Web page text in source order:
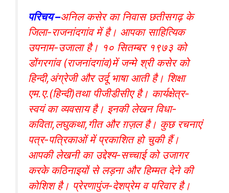
परिचय –अनिल कसेर का निवास छतीसगढ़ के
जिला-राजनांदगांव में है। आपका साहित्यिक
उपनाम-उजाला है। १० सितम्बर १९७३ को
डोंगरगांव (राजनांदगांव)में जन्मे श्री कसेर को
हिन्दी,अंग्रेजी और उर्दू भाषा आती है। शिक्षा
एम.ए.(हिन्दी)तथा पीजीडीसीए है। कार्यक्षेत्र-
स्वयं का व्यवसाय है। इनकी लेखन विधा-
कविता,लघुकथा,गीत और ग़ज़ल है। कुछ रचनाएं
पत्र-पत्रिकाओं में प्रकाशित हो चुकी हैं।
आपकी लेखनी का उद्देश्य-सच्चाई को उजागर
करके कठिनाइयों से लड़ना और हिम्मत देने की
कोशिश है। प्रेरणापुंज-देशप्रेम व परिवार है।